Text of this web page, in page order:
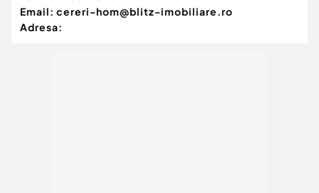
Email: cereri-hom@blitz-imobiliare.ro
Adresa: